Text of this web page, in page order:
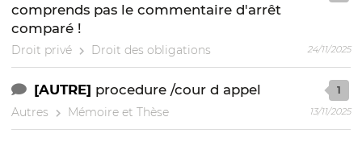
comprends pas le commentaire d'arrêt
comparé !
Droit privé Droit des obligations 24/11/2025
[AUTRE] procedure /cour d appel
Autres Mémoire et Thèse
1
13/11/2025